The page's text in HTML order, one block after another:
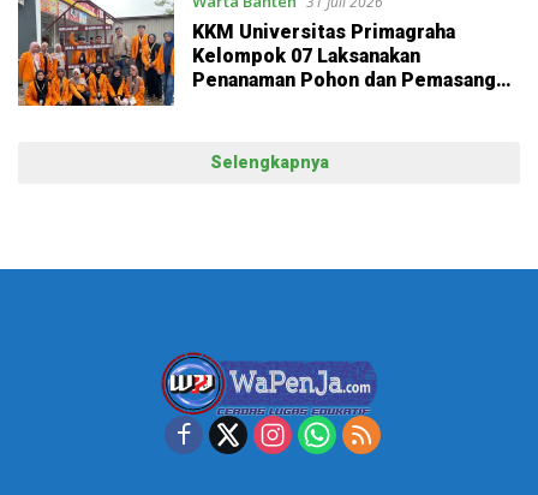
KKM Universitas Primagraha
Kelompok 07 Laksanakan
Penanaman Pohon dan Pemasangan
Selengkapnya